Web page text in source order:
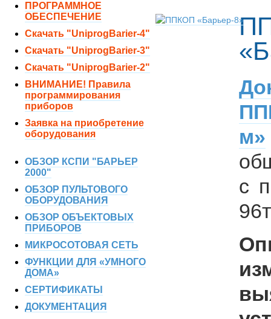
ПРОГРАММНОЕ
ОБЕСПЕЧЕНИЕ
Скачать "UniprogBarier-4"
Скачать "UniprogBarier-3"
Скачать "UniprogBarier-2"
ВНИМАНИЕ! Правила
программирования
приборов
Заявка на приобретение
оборудования
ОБЗОР КСПИ "БАРЬЕР
2000"
ОБЗОР ПУЛЬТОВОГО
ОБОРУДОВАНИЯ
ОБЗОР ОБЪЕКТОВЫХ
ПРИБОРОВ
МИКРОСОТОВАЯ СЕТЬ
ФУНКЦИИ ДЛЯ «УМНОГО
ДОМА»
СЕРТИФИКАТЫ
ДОКУМЕНТАЦИЯ
м»
с